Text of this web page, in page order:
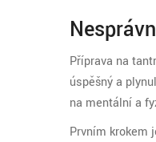
Příprava na
úspěšný a
na mentální a
Prvním krokem